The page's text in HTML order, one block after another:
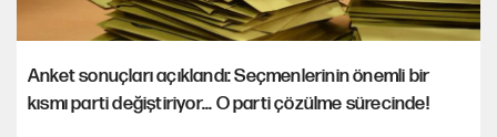
Anket sonuçları açıklandı: Seçmenlerinin önemli bir
kısmı parti değiştiriyor... O parti çözülme sürecinde!